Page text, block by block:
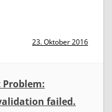
23. Oktober 2016
Problem:
failed.